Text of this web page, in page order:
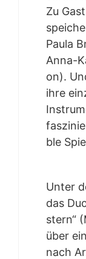
Zu
Pau­la
Anna-
on).
ihre
ble
Unter
das
stern“
über
nach